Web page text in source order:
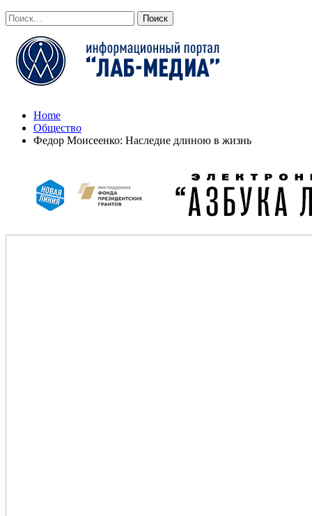
Home
Общество
Федор Моисеенко: Наследие длиною в жизнь